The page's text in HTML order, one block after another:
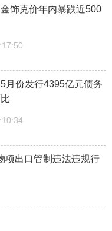
饰克价年内暴跌近500
月份发行4395亿元债务
项出口管制违法违规行